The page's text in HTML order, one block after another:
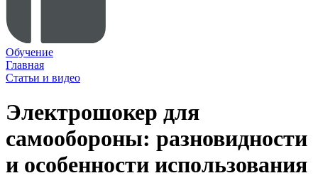
Обучение
Главная
Статьи и видео
Электрошокер для
самообороны: разновидности
и особенности использования